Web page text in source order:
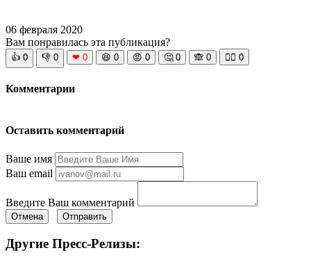
06 февраля 2020
Вам понравилась эта публикация?
👍 0 👎 0 ❤ 0 😆 0 😡 0 🤔 0 🙈 0 🧘‍♀️ 0
Комментарии
Оставить комментарий
Ваше имя
Ваш email
Введите Ваш комментарий
Отмена Отправить
Другие Пресс-Релизы: